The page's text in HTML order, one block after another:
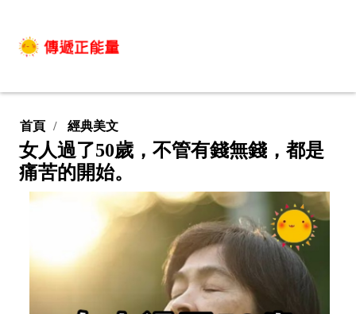
首頁 經典美文
女人過了50歲，不管有錢無錢，都是
痛苦的開始。